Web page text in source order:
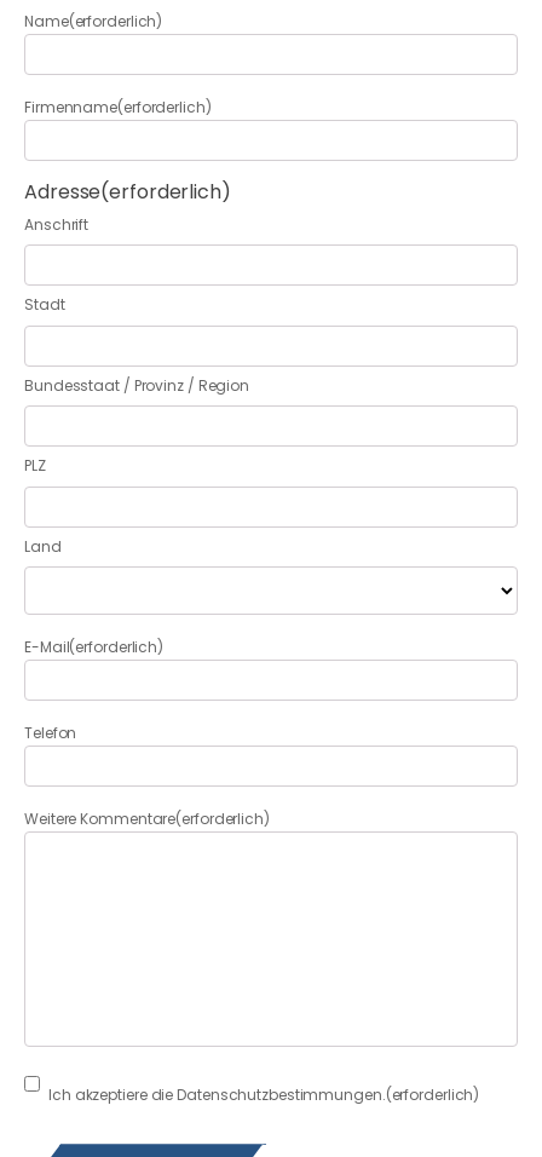
Name(erforderlich)
Firmenname(erforderlich)
Adresse(erforderlich)
Anschrift
Stadt
Bundesstaat / Provinz / Region
PLZ
Land
E-Mail(erforderlich)
Telefon
Weitere Kommentare(erforderlich)
Consent (erforderlich)
Ich akzeptiere die Datenschutzbestimmungen.(erforderlich)